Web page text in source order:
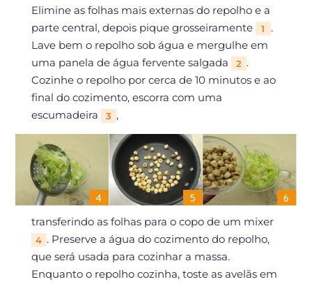
Elimine as folhas mais externas do repolho e a
parte central, depois pique grosseiramente
1
.
Lave bem o repolho sob água e mergulhe em
uma panela de água fervente salgada
2 .
Cozinhe o repolho por cerca de 10 minutos e ao
final do cozimento, escorra com uma
escumadeira
3 ,
transferindo as folhas para o copo de um mixer
4 . Preserve a água do cozimento do repolho,
que será usada para cozinhar a massa.
Enquanto o repolho cozinha, toste as avelãs em